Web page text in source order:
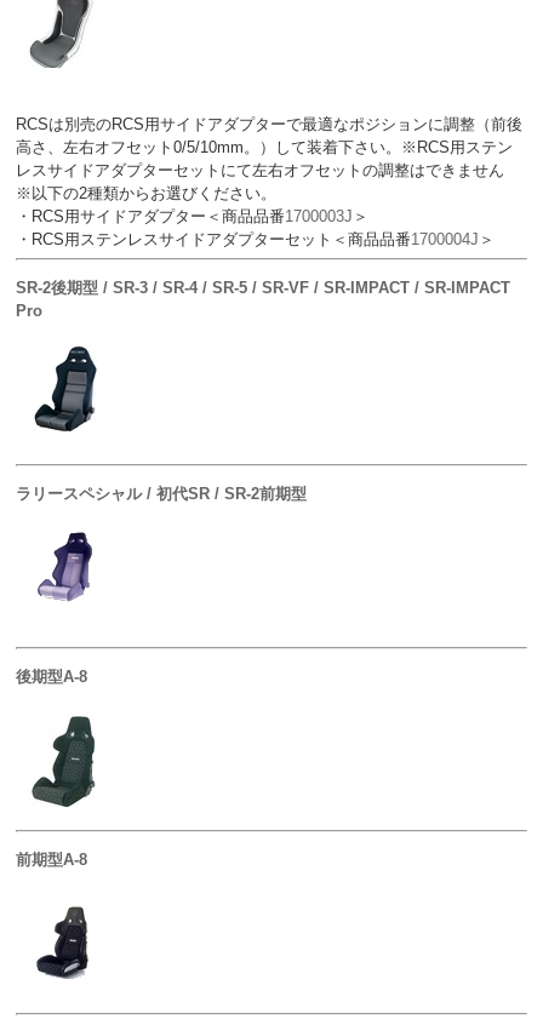
RCSは別売のRCS用サイドアダプターで最適なポジションに調整（前後
高さ、左右オフセット0/5/10mm。）して装着下さい。※RCS用ステン
レスサイドアダプターセットにて左右オフセットの調整はできません
※以下の2種類からお選びください。
・RCS用サイドアダプター＜商品品番1700003J ＞
・RCS用ステンレスサイドアダプターセット＜商品品番1700004J ＞
SR-2後期型 / SR-3 / SR-4 / SR-5 / SR-VF / SR-IMPACT / SR-IMPACT
Pro
ラリースペシャル / 初代SR / SR-2前期型
後期型A-8
前期型A-8